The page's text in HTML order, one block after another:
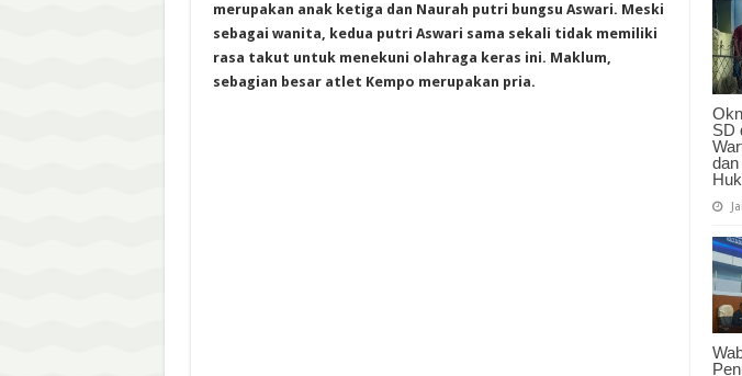
SD
merupakan anak ketiga dan Naurah putri bungsu Aswari. Meski
sebagai wanita, kedua putri Aswari sama sekali tidak memiliki
rasa takut untuk menekuni olahraga keras ini. Maklum,
sebagian besar atlet Kempo merupakan pria.